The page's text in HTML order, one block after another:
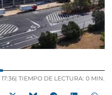
17:36| TIEMPO DE LECTURA: 0 MIN.